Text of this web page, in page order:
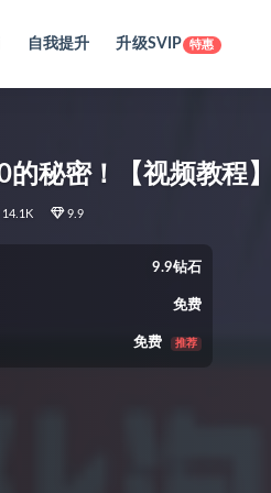
自我提升 升级SVIP 特惠
的秘密！【视频教程
9.9
9.9钻石
免费
免费 推荐